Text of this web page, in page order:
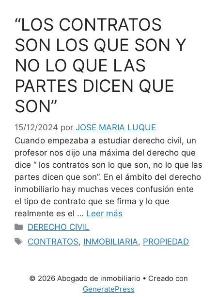
“LOS CONTRATOS
SON LOS QUE SON Y
NO LO QUE LAS
PARTES DICEN QUE
SON”
15/12/2024 por JOSE MARIA LUQUE
Cuando empezaba a estudiar derecho civil, un
profesor nos dijo una máxima del derecho que
dice “ los contratos son lo que son, no lo que las
partes dicen que son”. En el ámbito del derecho
inmobiliario hay muchas veces confusión ente
el tipo de contrato que se firma y lo que
realmente es el … Leer más
Categorías
DERECHO CIVIL
Etiquetas
CONTRATOS, INMOBILIARIA, PROPIEDAD
© 2026 Abogado de inmobiliario • Creado con
GeneratePress